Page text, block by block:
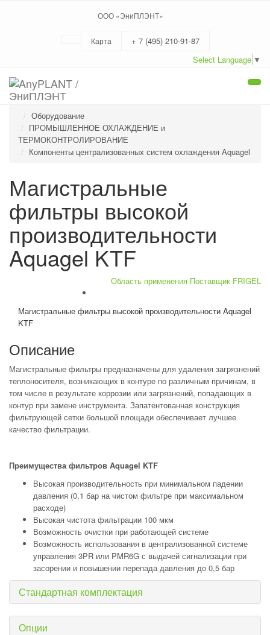
ООО «ЭниПЛЭНТ»
Карта
+ 7 (495) 210-91-87
Select Language ▼
Оборудование
ПРОМЫШЛЕННОЕ ОХЛАЖДЕНИЕ и
ТЕРМОКОНТРОЛИРОВАНИЕ
Компоненты централизованных систем охлаждения Aquagel
Магистральные
фильтры высокой
производительности
Aquagel KTF
Область применения Поставщик FRIGEL
Магистральные фильтры высокой производительности Aquagel
KTF
Описание
Магистральные фильтры предназначены для удаления загрязнений
теплоносителя, возникающих в контуре по различным причинам, в
том числе в результате коррозии или загрязнений, попадающих в
контур при замене инструмента. Запатентованная конструкция
фильтрующей сетки большой площади обеспечивает лучшее
качество фильтрации.
Преимущества фильтров Aquagel KTF
Высокая производительность при минимальном падении
давления (0,1 бар на чистом фильтре при максимальном
расходе)
Высокая чистота фильтрации 100 мкм
Возможность очистки при работающей системе
Возможность использования в централизованной системе
управления 3PR или PMR6G с выдачей сигнализации при
засорении и повышении перепада давления до 0,5 бар
Стандартная комплектация
Опции